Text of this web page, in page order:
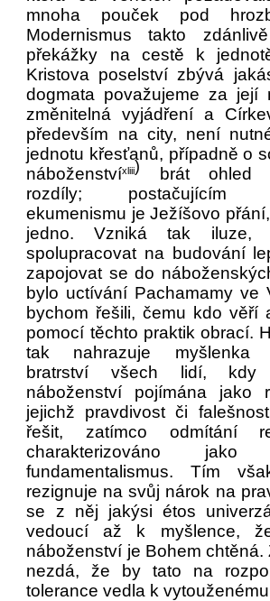
mnoha pouček pod
Modernismus takto
překážky na cestě k
Kristova poselství zbývá
dogmata považujeme za její
změnitelná vyjádření a
především na city, není
jednotu křesťanů, případně o
náboženstvíxliii) brát ohled
rozdíly; postačujícím
ekumenismu je Ježíšovo
jedno. Vzniká tak iluze,
spolupracovat na budování
zapojovat se do
bylo uctívání Pachamamy ve
bychom řešili, čemu kdo věří
pomocí těchto praktik obrací.
tak nahrazuje myšlenka
bratrství všech lidí, kdy
náboženství pojímána jako
jejichž pravdivost či
řešit, zatímco odmítání
charakterizováno jako
fundamentalismus. Tím
rezignuje na svůj nárok na
se z něj jakýsi étos
vedoucí až k myšlence,
náboženství je Bohem chtěná.
nezdá, že by tato na
tolerance vedla k